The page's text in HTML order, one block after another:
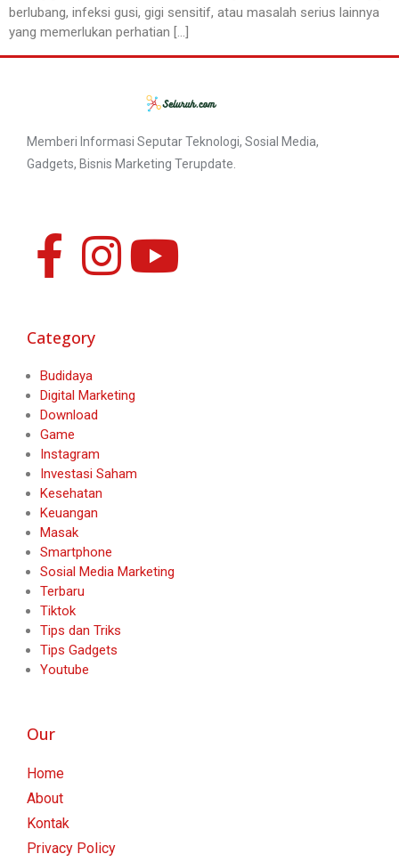
berlubang, infeksi gusi, gigi sensitif, atau masalah serius lainnya
yang memerlukan perhatian […]
Memberi Informasi Seputar Teknologi, Sosial Media,
Gadgets, Bisnis Marketing Terupdate.
Category
Budidaya
Digital Marketing
Download
Game
Instagram
Investasi Saham
Kesehatan
Keuangan
Masak
Smartphone
Sosial Media Marketing
Terbaru
Tiktok
Tips dan Triks
Tips Gadgets
Youtube
Our
Home
About
Kontak
Privacy Policy